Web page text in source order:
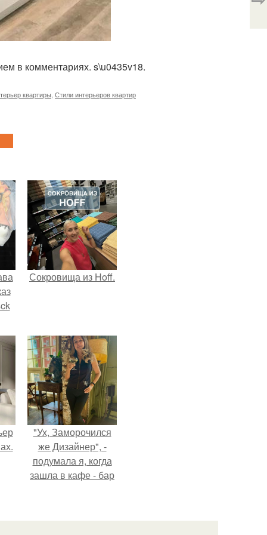
в комментариях. s\u0435v18.
квартиры Стили интерьеров квартир
Сокровища из Hoff.
"Ух, Заморочился
же Дизайнер", -
подумала я, когда
зашла в кафе - бар